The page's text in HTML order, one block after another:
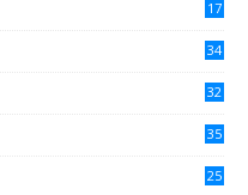
17
34
32
35
25